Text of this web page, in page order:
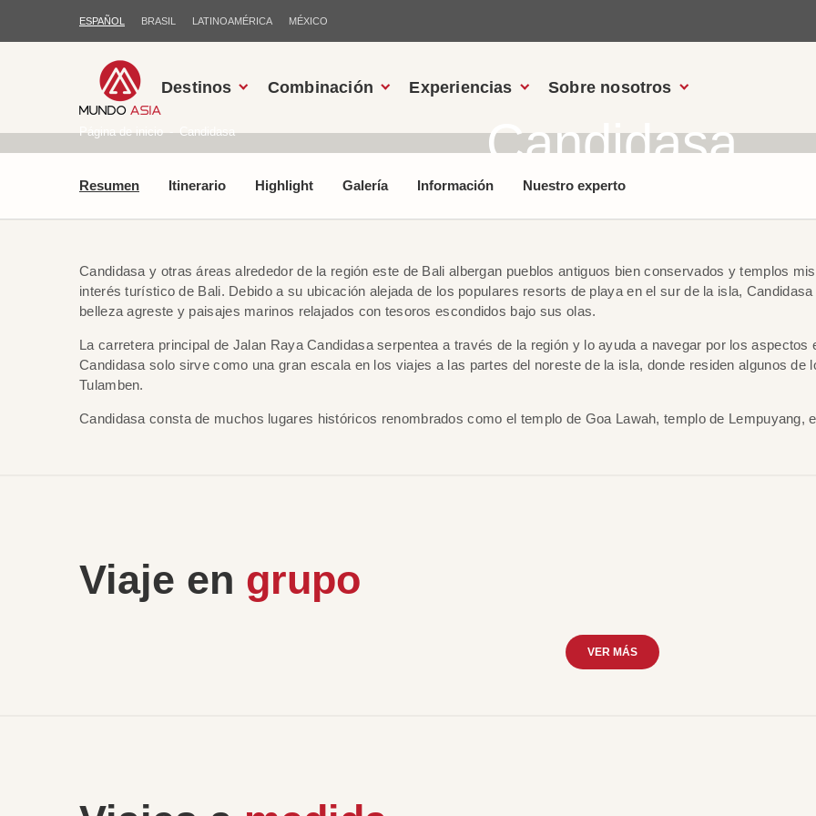
ESPAÑOL BRASIL LATINOAMÉRICA MÉXICO
Destinos Combinación Experiencias Sobre nosotros
Candidasa
Página de inicio Candidasa
Resumen Itinerario Highlight Galería Información Nuestro experto
Candidasa y otras áreas alrededor de la región este de Bali albergan pueblos antiguos bien conservados y templos
interés turístico de Bali. Debido a su ubicación alejada de los populares resorts de playa en el sur de la isla,
belleza agreste y paisajes marinos relajados con tesoros escondidos bajo sus olas.
La carretera principal de Jalan Raya Candidasa serpentea a través de la región y lo ayuda a navegar por los
Candidasa solo sirve como una gran escala en los viajes a las partes del noreste de la isla, donde residen algunos
Tulamben.
Candidasa consta de muchos lugares históricos renombrados como el templo de Goa Lawah, templo de Lempuyang,
Viaje en grupo
VER MÁS